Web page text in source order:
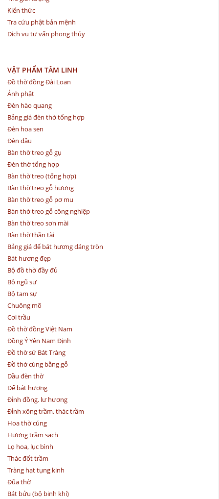
Kiến thức
Tra cứu phật bản mệnh
Dịch vụ tư vấn phong thủy
VẬT PHẨM TÂM LINH
Đồ thờ đồng Đài Loan
Ảnh phật
Đèn hào quang
Bảng giá đèn thờ tổng hợp
Đèn hoa sen
Đèn dầu
Bàn thờ treo gỗ gụ
Đèn thờ tổng hợp
Bàn thờ treo (tổng hợp)
Bàn thờ treo gỗ hương
Bàn thờ treo gỗ pơ mu
Bàn thờ treo gỗ công nghiệp
Bàn thờ treo sơn mài
Bàn thờ thần tài
Bảng giá đế bát hương dáng tròn
Bát hương đẹp
Bộ đồ thờ đầy đủ
Bộ ngũ sự
Bộ tam sự
Chuông mõ
Cơi trầu
Đồ thờ đồng Việt Nam
Đồng Ý Yên Nam Định
Đồ thờ sứ Bát Tràng
Đồ thờ cúng bằng gỗ
Dầu đèn thờ
Đế bát hương
Đỉnh đồng. lư hương
Đỉnh xông trầm, thác trầm
Hoa thờ cúng
Hương trầm sạch
Lọ hoa, lục bình
Thác đốt trầm
Tràng hạt tụng kinh
Đũa thờ
Bát bửu (bộ binh khí)